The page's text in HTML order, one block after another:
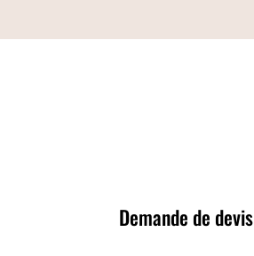
Demande de devis